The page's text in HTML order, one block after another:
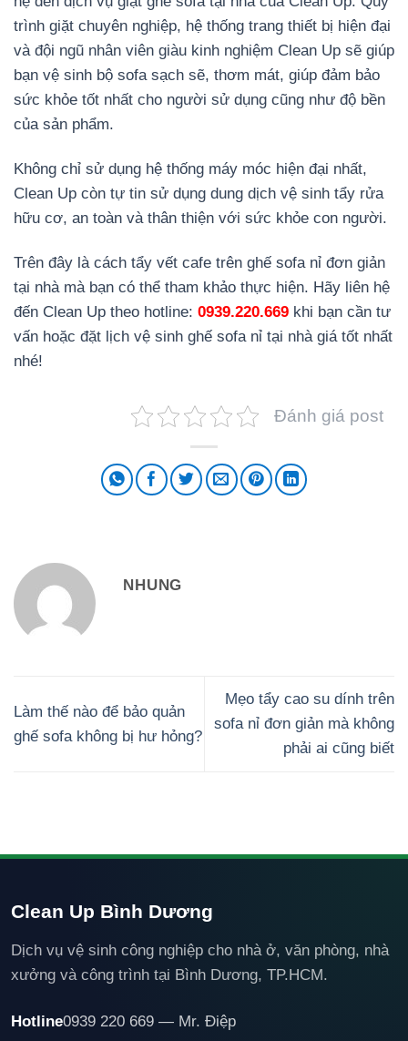
trình giặt chuyên nghiệp, hệ thống trang thiết bị hiện đại
và đội ngũ nhân viên giàu kinh nghiệm Clean Up sẽ giúp
bạn vệ sinh bộ sofa sạch sẽ, thơm mát, giúp đảm bảo
sức khỏe tốt nhất cho người sử dụng cũng như độ bền
của sản phẩm.
Không chỉ sử dụng hệ thống máy móc hiện đại nhất,
Clean Up còn tự tin sử dụng dung dịch vệ sinh tẩy rửa
hữu cơ, an toàn và thân thiện với sức khỏe con người.
Trên đây là cách tẩy vết cafe trên ghế sofa nỉ đơn giản
tại nhà mà bạn có thể tham khảo thực hiện. Hãy liên hệ
đến Clean Up theo hotline: 0939.220.669 khi bạn cần tư
vấn hoặc đặt lịch vệ sinh ghế sofa nỉ tại nhà giá tốt nhất
nhé!
Đánh giá post
NHUNG
Làm thế nào để bảo quản
ghế sofa không bị hư hỏng?
Mẹo tẩy cao su dính trên
sofa nỉ đơn giản mà không
phải ai cũng biết
Clean Up Bình Dương
Dịch vụ vệ sinh công nghiệp cho nhà ở, văn phòng, nhà
xưởng và công trình tại Bình Dương, TP.HCM.
Hotline0939 220 669 — Mr. Điệp